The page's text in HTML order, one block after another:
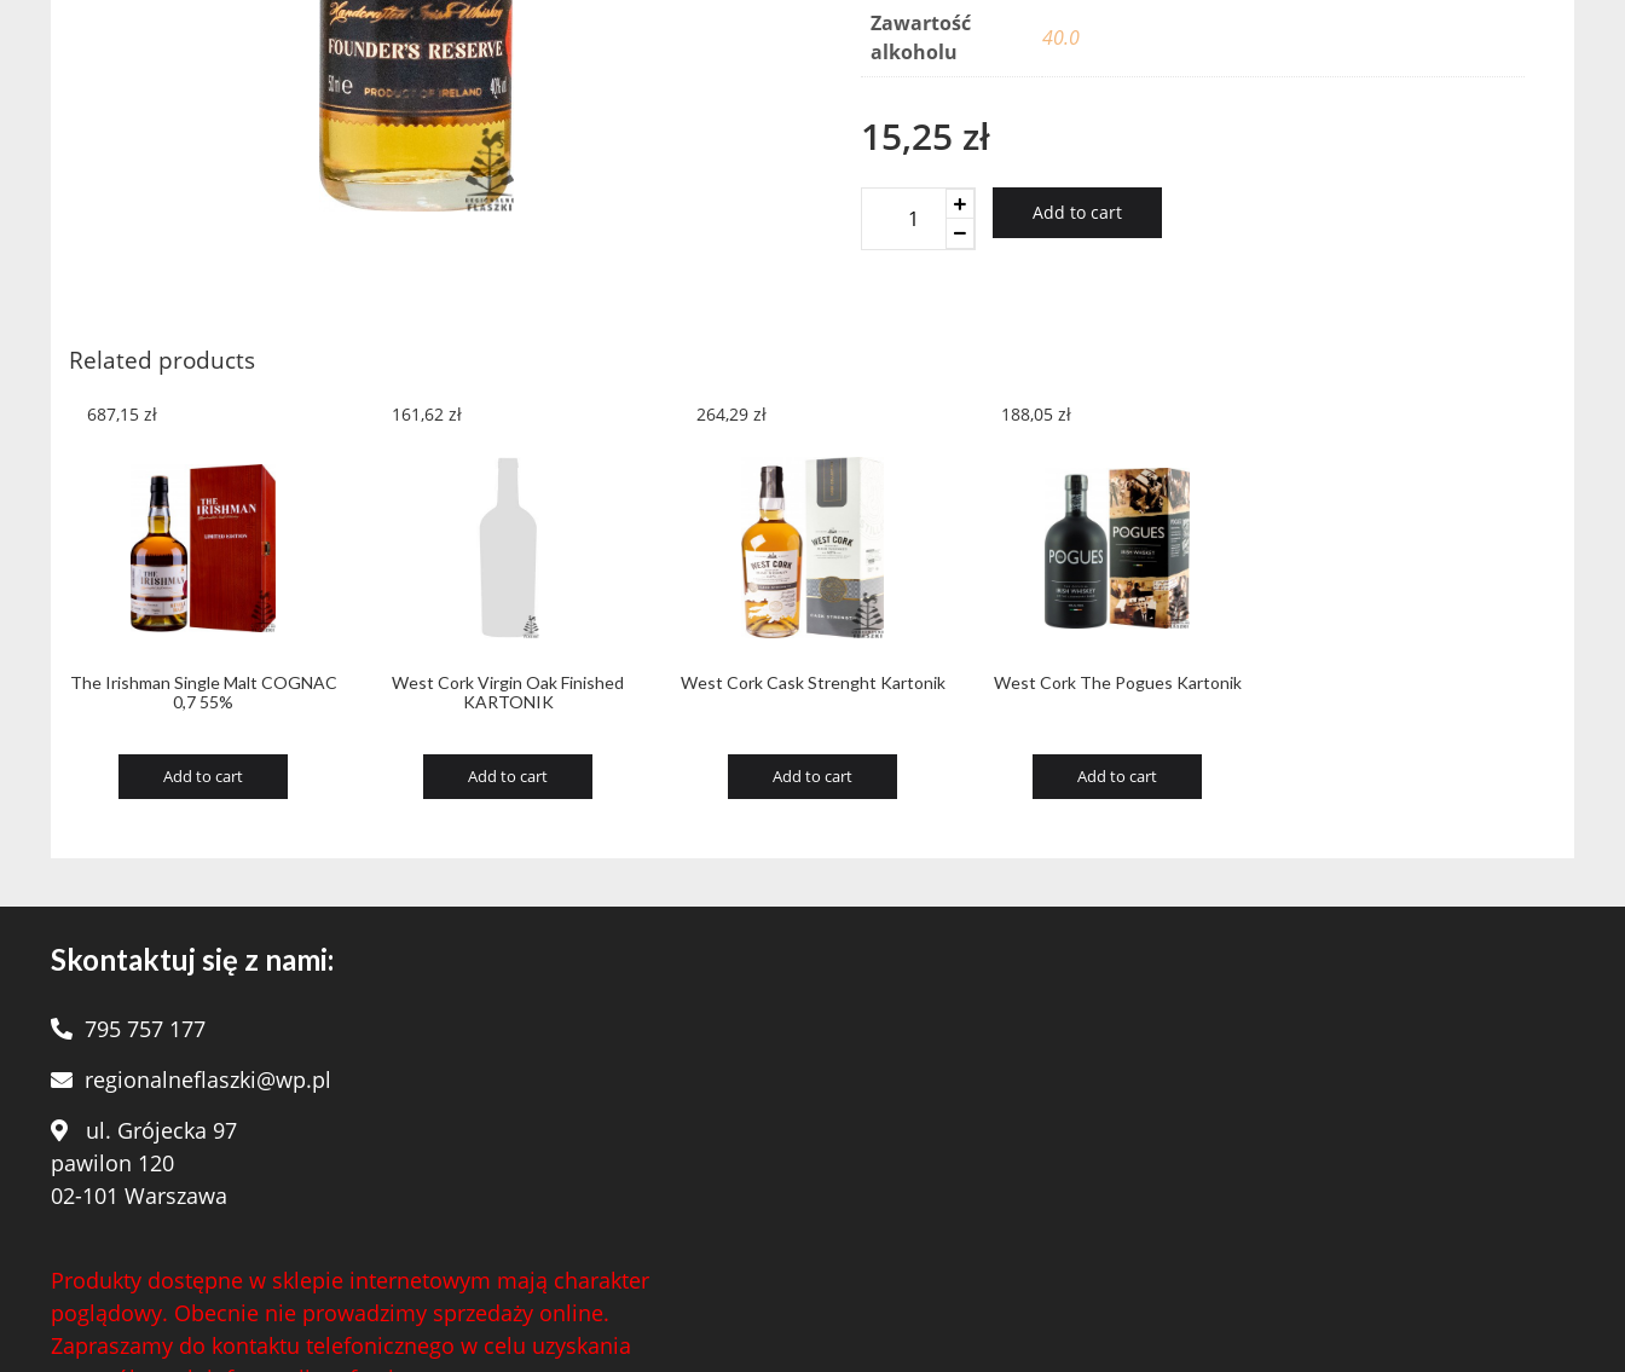
Zawartość
alkoholu
40.0
15,25 zł
Irishman
Add to cart
Related products
The Irishman Single Malt COGNAC
0,7 55%
687,15 zł
Add to cart
West Cork Virgin Oak Finished
KARTONIK
161,62 zł
Add to cart
West Cork Cask Strenght Kartonik
264,29 zł
Add to cart
West Cork The Pogues Kartonik
188,05 zł
Add to cart
Skontaktuj się z nami:
795 757 177
regionalneflaszki@wp.pl
ul. Grójecka 97
pawilon 120
02-101 Warszawa
Produkty dostępne w sklepie internetowym mają charakter
poglądowy. Obecnie nie prowadzimy sprzedaży online.
Zapraszamy do kontaktu telefonicznego w celu uzyskania